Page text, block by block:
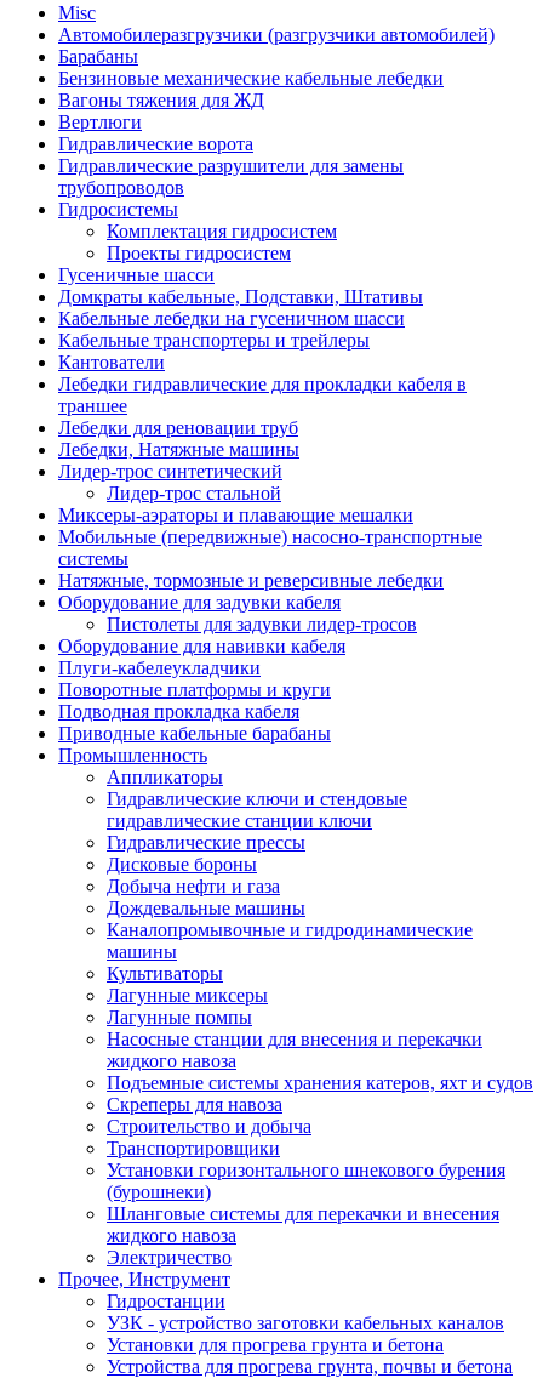
Misc
Автомобилеразгрузчики (разгрузчики автомобилей)
Барабаны
Бензиновые механические кабельные лебедки
Вагоны тяжения для ЖД
Вертлюги
Гидравлические ворота
Гидравлические разрушители для замены
трубопроводов
Гидросистемы
Комплектация гидросистем
Проекты гидросистем
Гусеничные шасси
Домкраты кабельные, Подставки, Штативы
Кабельные лебедки на гусеничном шасси
Кабельные транспортеры и трейлеры
Кантователи
Лебедки гидравлические для прокладки кабеля в
траншее
Лебедки для реновации труб
Лебедки, Натяжные машины
Лидер-трос синтетический
Лидер-трос стальной
Миксеры-аэраторы и плавающие мешалки
Мобильные (передвижные) насосно-транспортные
системы
Натяжные, тормозные и реверсивные лебедки
Оборудование для задувки кабеля
Пистолеты для задувки лидер-тросов
Оборудование для навивки кабеля
Плуги-кабелеукладчики
Поворотные платформы и круги
Подводная прокладка кабеля
Приводные кабельные барабаны
Промышленность
Аппликаторы
Гидравлические ключи и стендовые
гидравлические станции ключи
Гидравлические прессы
Дисковые бороны
Добыча нефти и газа
Дождевальные машины
Каналопромывочные и гидродинамические
машины
Культиваторы
Лагунные миксеры
Лагунные помпы
Насосные станции для внесения и перекачки
жидкого навоза
Подъемные системы хранения катеров, яхт и судов
Скреперы для навоза
Строительство и добыча
Транспортировщики
Установки горизонтального шнекового бурения
(бурошнеки)
Шланговые системы для перекачки и внесения
жидкого навоза
Электричество
Прочее, Инструмент
Гидростанции
УЗК - устройство заготовки кабельных каналов
Установки для прогрева грунта и бетона
Устройства для прогрева грунта, почвы и бетона